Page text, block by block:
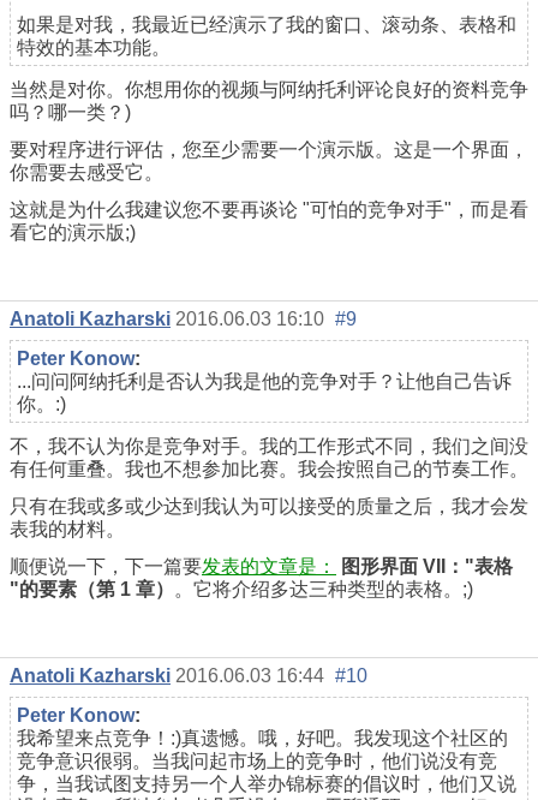
如果是对我，我最近已经演示了我的窗口、滚动条、表格和
特效的基本功能。
当然是对你。你想用你的视频与阿纳托利评论良好的资料竞争
吗？哪一类？)
要对程序进行评估，您至少需要一个演示版。这是一个界面，
你需要去感受它。
这就是为什么我建议您不要再谈论 "可怕的竞争对手"，而是看
看它的演示版;)
Anatoli Kazharski 2016.06.03 16:10 #9
Реter Konow:
...问问阿纳托利是否认为我是他的竞争对手？让他自己告诉
你。:)
不，我不认为你是竞争对手。我的工作形式不同，我们之间没
有任何重叠。我也不想参加比赛。我会按照自己的节奏工作。
只有在我或多或少达到我认为可以接受的质量之后，我才会发
表我的材料。
顺便说一下，下一篇要发表的文章是：
图形界面 VII："表格
"的要素（第 1 章）
。它将介绍多达三种类型的表格。;)
Anatoli Kazharski 2016.06.03 16:44 #10
Реter Konow:
我希望来点竞争！:)真遗憾。哦，好吧。我发现这个社区的
竞争意识很弱。当我问起市场上的竞争时，他们说没有竞
争，当我试图支持另一个人举办锦标赛的倡议时，他们又说